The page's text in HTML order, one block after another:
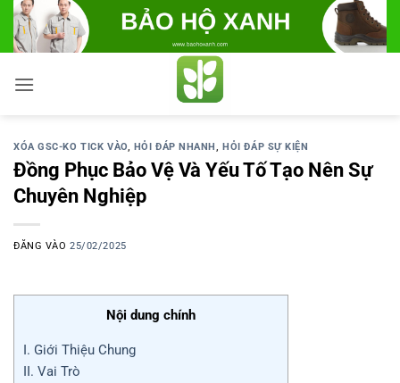
Bỏ
qua
nội
dung
XÓA GSC-KO TICK VÀO, HỎI ĐÁP NHANH, HỎI ĐÁP SỰ KIỆN
Đồng Phục Bảo Vệ Và Yếu Tố Tạo Nên Sự
Chuyên Nghiệp
ĐĂNG VÀO25/02/2025
Nội dung chính
I. Giới Thiệu Chung
II. Vai Trò